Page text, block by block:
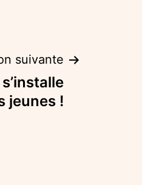
suivante
jeunes !